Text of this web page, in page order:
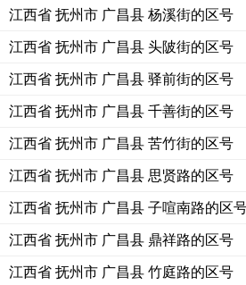
江西省 抚州市 广昌县 杨溪街的区号
江西省 抚州市 广昌县 头陂街的区号
江西省 抚州市 广昌县 驿前街的区号
江西省 抚州市 广昌县 千善街的区号
江西省 抚州市 广昌县 苦竹街的区号
江西省 抚州市 广昌县 思贤路的区号
江西省 抚州市 广昌县 子喧南路的区
江西省 抚州市 广昌县 鼎祥路的区号
江西省 抚州市 广昌县 竹庭路的区号